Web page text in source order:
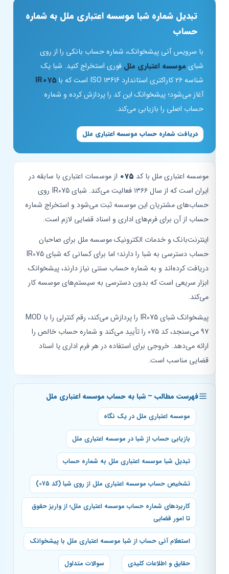
تبدیل شماره شبا موسسه اعتباری ملل به شماره
حساب
با سرویس آنی پیشخوانک، شماره حساب بانکی را از روی
شبایموسسه اعتباری ملل فوری استخراج کنید. شبا یک
شناسه ۲۶ کاراکتری استاندارد ISO 13616 است که با
IR075
آغاز می‌شود؛ پیشخوانک این کد را پردازش کرده و شماره
حساب اصلی را بازیابی می‌کند.
دریافت شماره حساب موسسه اعتباری ملل
موسسه اعتباری ملل با کد۰۷۵از موسسات اعتباری با سابقه در
ایران است که از سال ۱۳۶۶ فعالیت می‌کند. شبای IR075 روی
حساب‌های مشتریان این موسسه ثبت می‌شود و استخراج شماره
حساب از آن برای فرم‌های اداری و اسناد قضایی لازم است.
اینترنت‌بانک و خدمات الکترونیک موسسه ملل برای صاحبان
حساب دسترسی به شبا را دارند؛ اما برای کسانی که شبای IR075
دریافت کرده‌اند و به شماره حساب سنتی نیاز دارند، پیشخوانک
ابزار سریعی است که بدون دسترسی به سیستم‌های موسسه کار
می‌کند.
پیشخوانک شبای IR075 را پردازش می‌کند، رقم کنترلی را با MOD
97 می‌سنجد، کد ۰۷۵ را تأیید می‌کند و شماره حساب خالص را
ارائه می‌دهد. خروجی برای استفاده در هر فرم اداری یا اسناد
قضایی مناسب است.
فهرست مطالب – شبا به حساب موسسه اعتباری ملل
موسسه اعتباری ملل در یک نگاه
بازیابی حساب از شبا در موسسه اعتباری ملل
تبدیل شبا موسسه اعتباری ملل به شماره حساب
تشخیص حساب موسسه اعتباری ملل از روی شبا (کد ۰۷۵)
کاربردهای شماره حساب موسسه اعتباری ملل؛ از واریز حقوق
تا امور قضایی
استعلام آنی حساب از شبا موسسه اعتباری ملل با پیشخوانک
حقایق و اطلاعات کلیدی سوالات متداول